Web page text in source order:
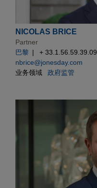
NICOLAS BRICE
Partner
巴黎
+ 33.1.56.59.39.09
nbrice@jonesday.com
业务领域
政府监管